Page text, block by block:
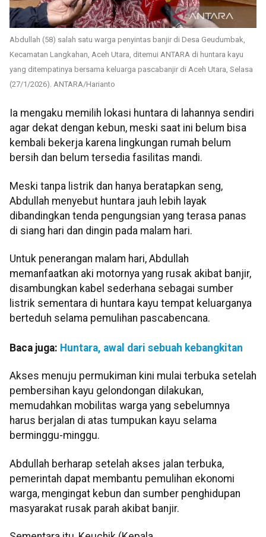
Abdullah (58) salah satu warga penyintas banjir di Desa Geudumbak,
Kecamatan Langkahan, Aceh Utara, ditemui ANTARA di huntara kayu
yang ditempatinya bersama keluarga pascabanjir di Aceh Utara, Selasa
(27/1/2026). ANTARA/Harianto
Ia mengaku memilih lokasi huntara di lahannya sendiri
agar dekat dengan kebun, meski saat ini belum bisa
kembali bekerja karena lingkungan rumah belum
bersih dan belum tersedia fasilitas mandi.
Meski tanpa listrik dan hanya beratapkan seng,
Abdullah menyebut huntara jauh lebih layak
dibandingkan tenda pengungsian yang terasa panas
di siang hari dan dingin pada malam hari.
Untuk penerangan malam hari, Abdullah
memanfaatkan aki motornya yang rusak akibat banjir,
disambungkan kabel sederhana sebagai sumber
listrik sementara di huntara kayu tempat keluarganya
berteduh selama pemulihan pascabencana.
Baca juga: Huntara, awal dari sebuah kebangkitan
Akses menuju permukiman kini mulai terbuka setelah
pembersihan kayu gelondongan dilakukan,
memudahkan mobilitas warga yang sebelumnya
harus berjalan di atas tumpukan kayu selama
berminggu-minggu.
Abdullah berharap setelah akses jalan terbuka,
pemerintah dapat membantu pemulihan ekonomi
warga, mengingat kebun dan sumber penghidupan
masyarakat rusak parah akibat banjir.